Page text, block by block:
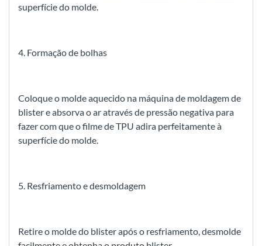
superfície do molde.
4. Formação de bolhas
Coloque o molde aquecido na máquina de moldagem de
blister e absorva o ar através de pressão negativa para
fazer com que o filme de TPU adira perfeitamente à
superfície do molde.
5. Resfriamento e desmoldagem
Retire o molde do blister após o resfriamento, desmolde